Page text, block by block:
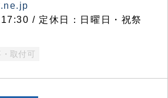
/ 定休日：日曜日・祝祭
・取付可